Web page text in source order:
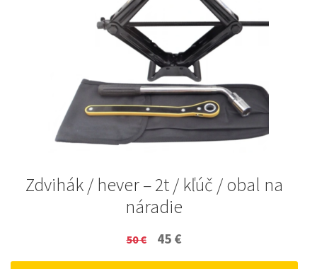
Zdvihák / hever – 2t / kľúč / obal na
náradie
50€
Original
price
45 €
price